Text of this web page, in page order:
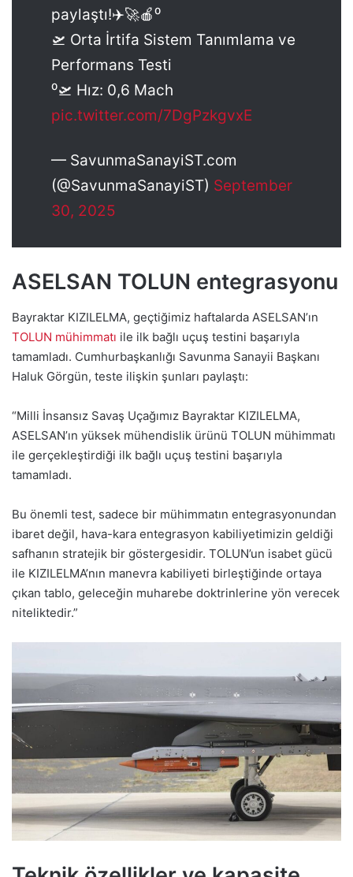
paylaştı!✈️🚀🍎⁰
🛫 Orta İrtifa Sistem Tanımlama ve
Performans Testi
⁰🛫 Hız: 0,6 Mach
pic.twitter.com/7DgPzkgvxE
— SavunmaSanayiST.com
(@SavunmaSanayiST) September
30, 2025
ASELSAN TOLUN entegrasyonu
Bayraktar KIZILELMA, geçtiğimiz haftalarda ASELSAN’ın
TOLUN mühimmatı ile ilk bağlı uçuş testini başarıyla
tamamladı. Cumhurbaşkanlığı Savunma Sanayii Başkanı
Haluk Görgün, teste ilişkin şunları paylaştı:
“Milli İnsansız Savaş Uçağımız Bayraktar KIZILELMA,
ASELSAN’ın yüksek mühendislik ürünü TOLUN mühimmatı
ile gerçekleştirdiği ilk bağlı uçuş testini başarıyla
tamamladı.
Bu önemli test, sadece bir mühimmatın entegrasyonundan
ibaret değil, hava-kara entegrasyon kabiliyetimizin geldiği
safhanın stratejik bir göstergesidir. TOLUN’un isabet gücü
ile KIZILELMA’nın manevra kabiliyeti birleştiğinde ortaya
çıkan tablo, geleceğin muharebe doktrinlerine yön verecek
niteliktedir.”